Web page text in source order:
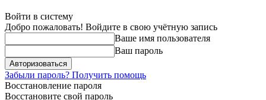
Войти в систему
Добро пожаловать! Войдите в свою учётную запись
Ваше имя пользователя
Ваш пароль
Забыли пароль? Получить помощь
Восстановление пароля
Восстановите свой пароль